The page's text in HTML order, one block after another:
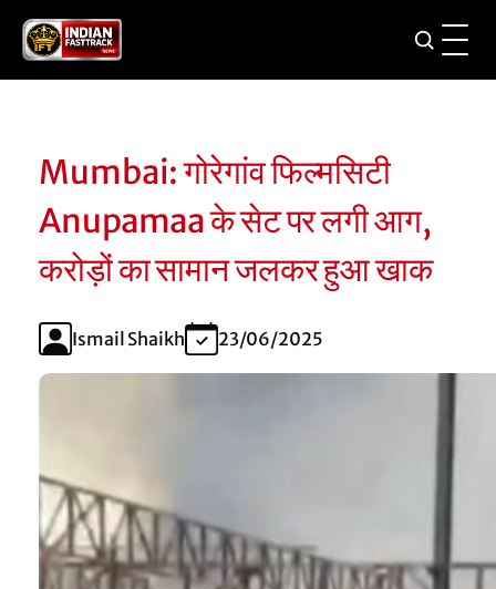
Mumbai: गोरेगांव फिल्मसिटी
Anupamaa के सेट पर लगी आग,
करोड़ों का सामान जलकर हुआ खाक
Ismail Shaikh 23/06/2025